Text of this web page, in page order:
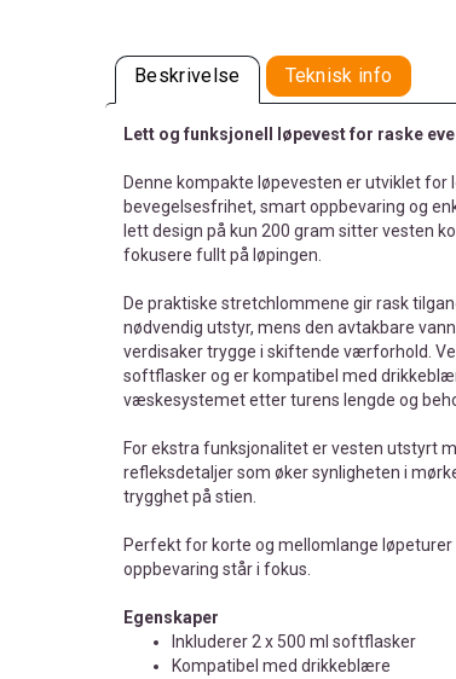
Beskrivelse Teknisk info
Lett og funksjonell løpevest for raske
Denne kompakte løpevesten er utviklet for
bevegelsesfrihet, smart oppbevaring og
lett design på kun 200 gram sitter vesten
fokusere fullt på løpingen.
De praktiske stretchlommene gir rask
nødvendig utstyr, mens den avtakbare
verdisaker trygge i skiftende værforhold.
softflasker og er kompatibel med
væskesystemet etter turens lengde og
For ekstra funksjonalitet er vesten utstyrt
refleksdetaljer som øker synligheten i
trygghet på stien.
Perfekt for korte og mellomlange
oppbevaring står i fokus.
Egenskaper
Inkluderer 2 x 500 ml softflasker
Kompatibel med drikkeblære